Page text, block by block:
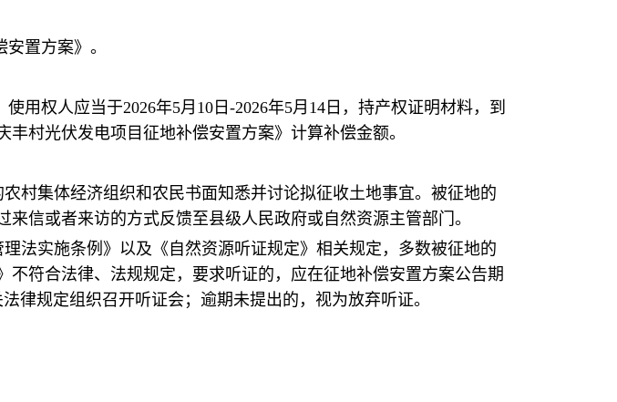
置方案》。
用权人应当于2026年5月10日-2026年5月14日，持产权证明材料，到
村光伏发电项目征地补偿安置方案》计算补偿金额。
村集体经济组织和农民书面知悉并讨论拟征收土地事宜。被征地的
信或者来访的方式反馈至县级人民政府或自然资源主管部门。
法实施条例》以及《自然资源听证规定》相关规定，多数被征地的
符合法律、法规规定，要求听证的，应在征地补偿安置方案公告期
律规定组织召开听证会；逾期未提出的，视为放弃听证。